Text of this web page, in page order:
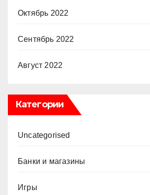
Октябрь 2022
Сентябрь 2022
Август 2022
Категории
Uncategorised
Банки и магазины
Игры